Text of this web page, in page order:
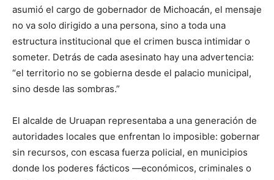
asumió el cargo de gobernador de Michoacán, el mensaje
no va solo dirigido a una persona, sino a toda una
estructura institucional que el crimen busca intimidar o
someter. Detrás de cada asesinato hay una advertencia:
“el territorio no se gobierna desde el palacio municipal,
sino desde las sombras.”
El alcalde de Uruapan representaba a una generación de
autoridades locales que enfrentan lo imposible: gobernar
sin recursos, con escasa fuerza policial, en municipios
donde los poderes fácticos —económicos, criminales o